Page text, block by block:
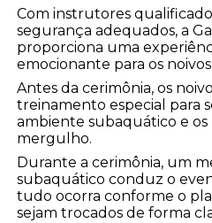
Com instrutores
segurança adequados, a
proporciona uma
emocionante para os
Antes da cerimônia, os
treinamento especial para
ambiente subaquático e
mergulho.
Durante a cerimônia, um
subaquático conduz o
tudo ocorra conforme o
sejam trocados de forma